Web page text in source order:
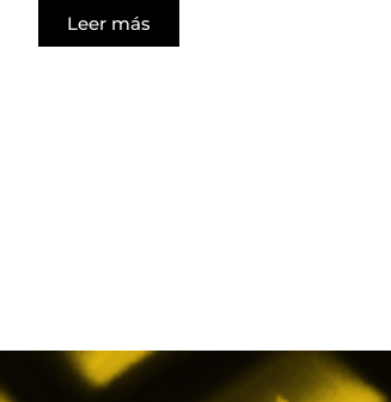
Leer más